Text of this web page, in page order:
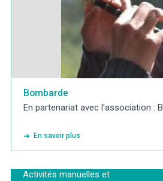
Bombarde
En partenariat avec l'association :
En savoir plus
Activités manuelles et